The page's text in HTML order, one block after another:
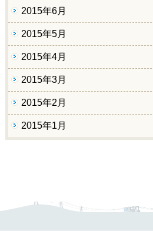
2015年6月
2015年5月
2015年4月
2015年3月
2015年2月
2015年1月